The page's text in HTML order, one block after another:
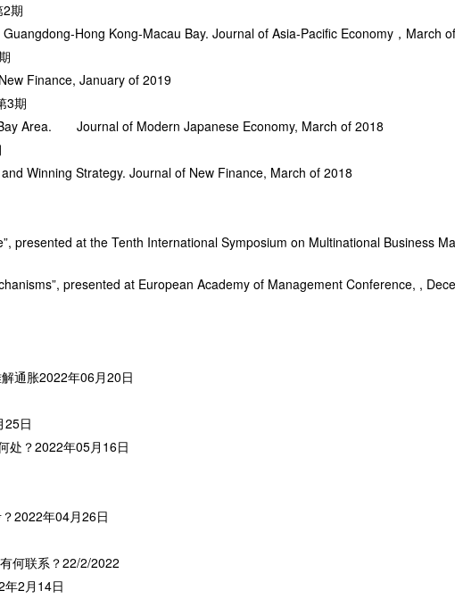
期
Hong Kong-Macau Bay. Journal of Asia-Pacific Economy，March
Finance, January of 2019
3期
Area. Journal of Modern Japanese Economy, March of 2018
Winning Strategy. Journal of New Finance, March of 2018
presented at the Tenth International Symposium on Multinational Business
presented at European Academy of Management Conference, ,
通胀2022年06月20日
25日
处？2022年05月16日
2022年04月26日
何联系？22/2/2022
年2月14日